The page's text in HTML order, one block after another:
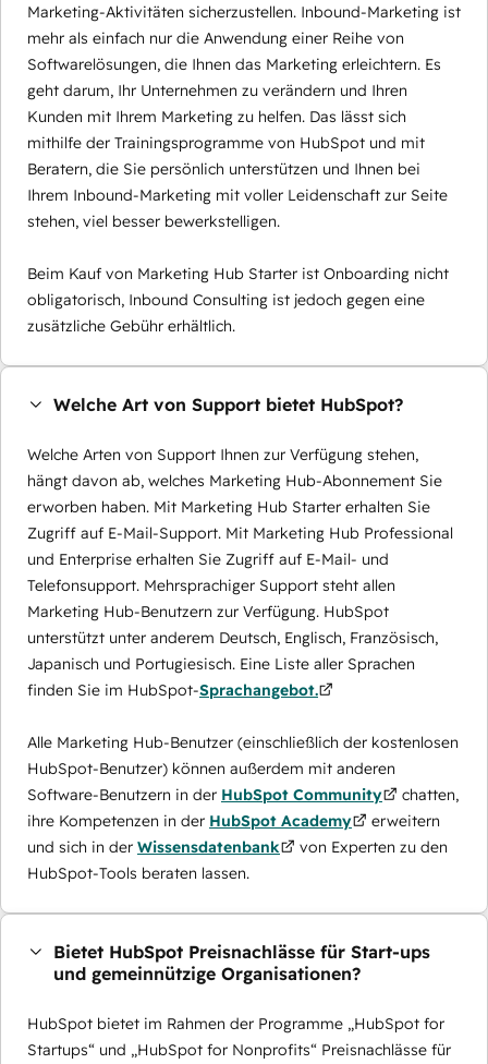
Marketing-Aktivitäten sicherzustellen. Inbound-Marketing ist
mehr als einfach nur die Anwendung einer Reihe von
Softwarelösungen, die Ihnen das Marketing erleichtern. Es
geht darum, Ihr Unternehmen zu verändern und Ihren
Kunden mit Ihrem Marketing zu helfen. Das lässt sich
mithilfe der Trainingsprogramme von HubSpot und mit
Beratern, die Sie persönlich unterstützen und Ihnen bei
Ihrem Inbound-Marketing mit voller Leidenschaft zur Seite
stehen, viel besser bewerkstelligen.
Beim Kauf von Marketing Hub Starter ist Onboarding nicht
obligatorisch, Inbound Consulting ist jedoch gegen eine
zusätzliche Gebühr erhältlich.
Welche Art von Support bietet HubSpot?
Welche Arten von Support Ihnen zur Verfügung stehen,
hängt davon ab, welches Marketing Hub-Abonnement Sie
erworben haben. Mit Marketing Hub Starter erhalten Sie
Zugriff auf E-Mail-Support. Mit Marketing Hub Professional
und Enterprise erhalten Sie Zugriff auf E-Mail- und
Telefonsupport. Mehrsprachiger Support steht allen
Marketing Hub-Benutzern zur Verfügung. HubSpot
unterstützt unter anderem Deutsch, Englisch, Französisch,
Japanisch und Portugiesisch. Eine Liste aller Sprachen
finden Sie im HubSpot-Sprachangebot.
Alle Marketing Hub-Benutzer (einschließlich der kostenlosen
HubSpot-Benutzer) können außerdem mit anderen
Software-Benutzern in der HubSpot Community
chatten,
ihre Kompetenzen in der HubSpot Academy
erweitern
und sich in der Wissensdatenbank
von Experten zu den
HubSpot-Tools beraten lassen.
Bietet HubSpot Preisnachlässe für Start-ups
und gemeinnützige Organisationen?
HubSpot bietet im Rahmen der Programme „HubSpot for
Startups“ und „HubSpot for Nonprofits“ Preisnachlässe für